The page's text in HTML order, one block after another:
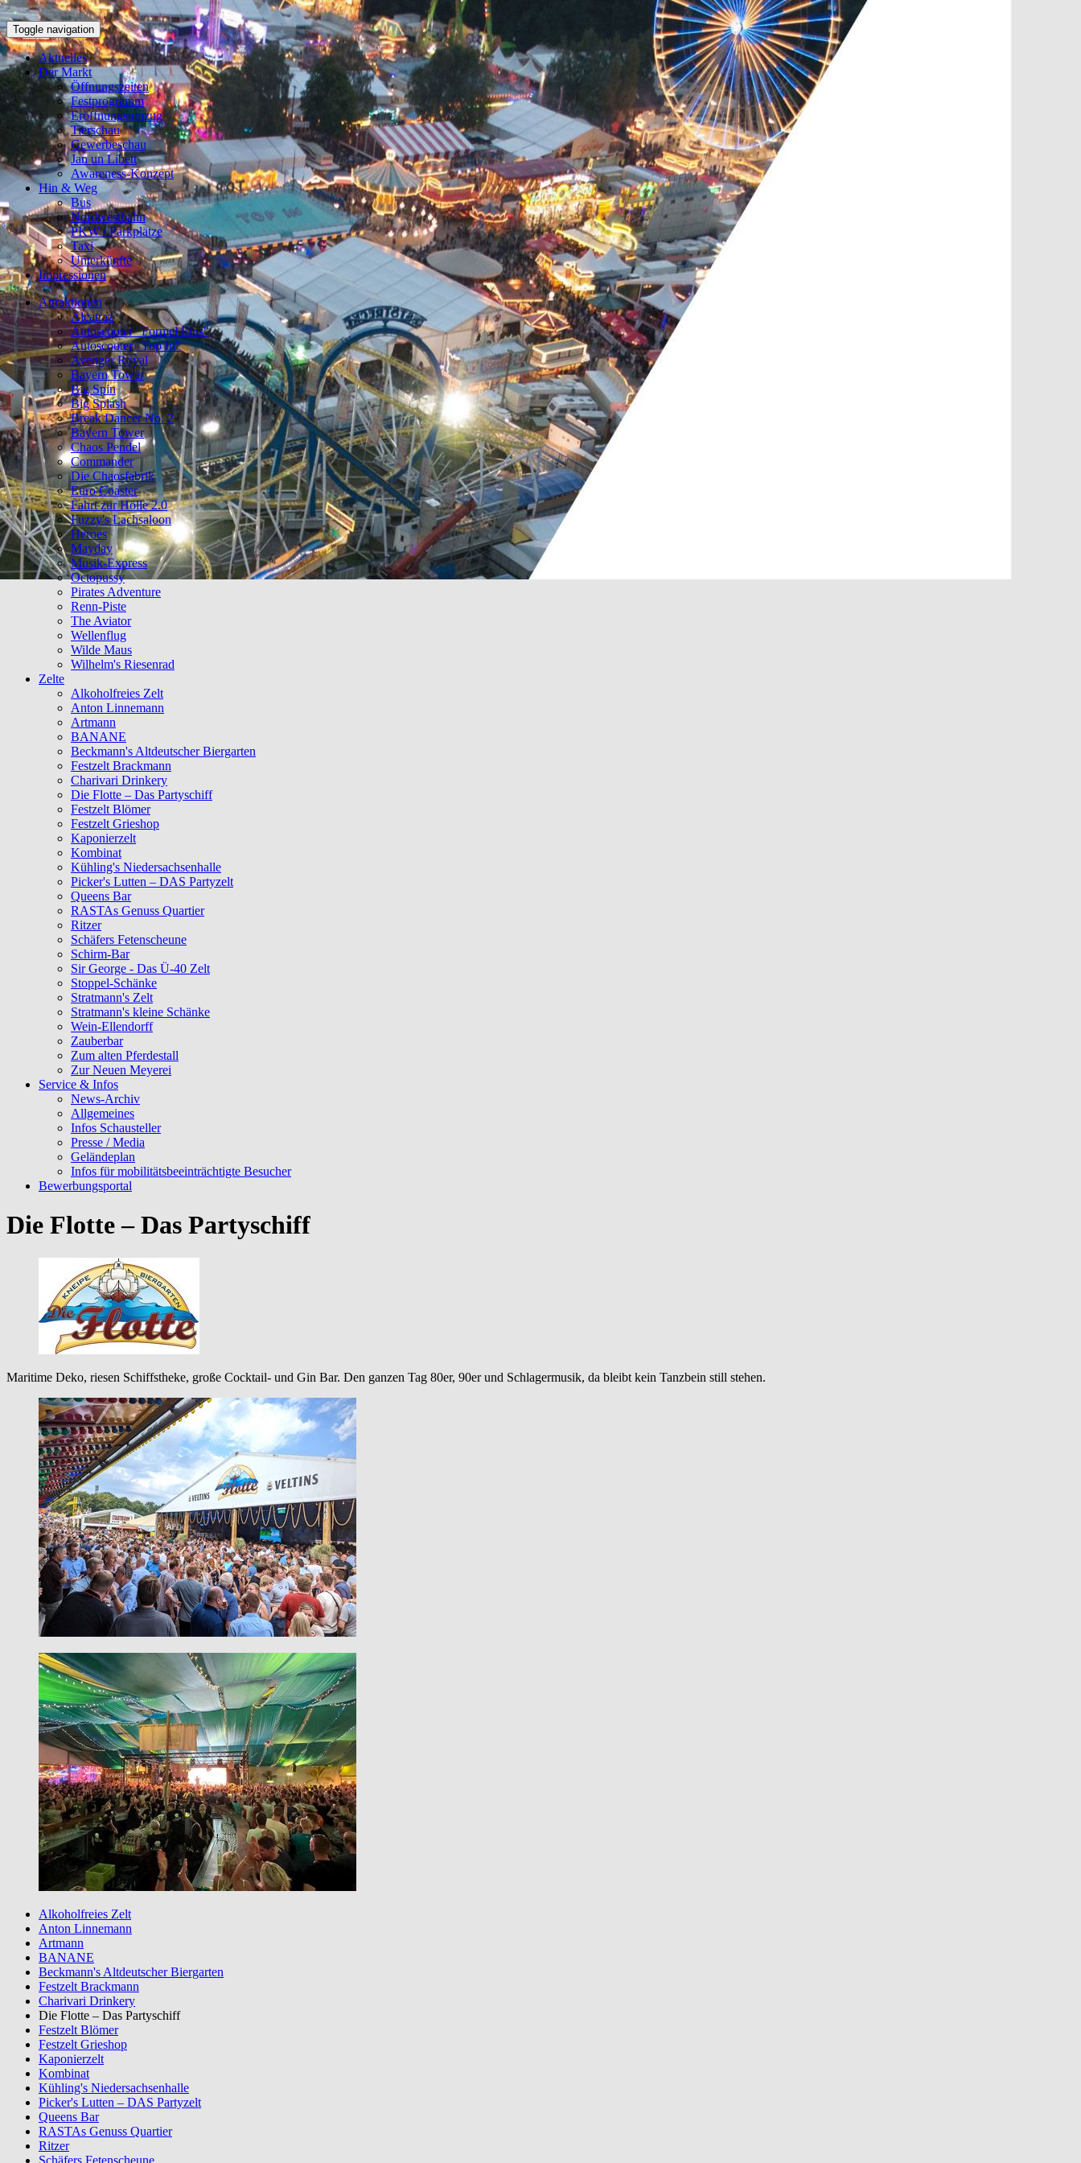
Toggle navigation
Aktuelles
Der Markt
Öffnungszeiten
Festprogramm
Eröffnungsumzug
Tierschau
Gewerbeschau
Jan un Libett
Awareness-Konzept
Hin & Weg
Bus
Nordwestbahn
PKW / Parkplätze
Taxi
Unterkünfte
Impressionen
Attraktionen
Alcatraz
Autoscooter "Formel Eins"
Autoscooter "Top In"
Avenger Royal
Bayern Tower
Big Spin
Big Splash
Break Dancer No. 2
Bayern Tower
Chaos Pendel
Commander
Die Chaosfabrik
Euro Coaster
Fahrt zur Hölle 2.0
Fuzzy's Lachsaloon
Heroes
Mayday
Musik-Express
Octopussy
Pirates Adventure
Renn-Piste
The Aviator
Wellenflug
Wilde Maus
Wilhelm's Riesenrad
Zelte
Alkoholfreies Zelt
Anton Linnemann
Artmann
BANANE
Beckmann's Altdeutscher Biergarten
Festzelt Brackmann
Charivari Drinkery
Die Flotte – Das Partyschiff
Festzelt Blömer
Festzelt Grieshop
Kaponierzelt
Kombinat
Kühling's Niedersachsenhalle
Picker's Lutten – DAS Partyzelt
Queens Bar
RASTAs Genuss Quartier
Ritzer
Schäfers Fetenscheune
Schirm-Bar
Sir George - Das Ü-40 Zelt
Stoppel-Schänke
Stratmann's Zelt
Stratmann's kleine Schänke
Wein-Ellendorff
Zauberbar
Zum alten Pferdestall
Zur Neuen Meyerei
Service & Infos
News-Archiv
Allgemeines
Infos Schausteller
Presse / Media
Geländeplan
Infos für mobilitätsbeeinträchtigte Besucher
Bewerbungsportal
Die Flotte – Das Partyschiff
Maritime Deko, riesen Schiffstheke, große Cocktail- und Gin Bar. Den ganzen Tag 80er, 90er und Schlagermusik, da bleibt kein Tanzbein still stehen.
Alkoholfreies Zelt
Anton Linnemann
Artmann
BANANE
Beckmann's Altdeutscher Biergarten
Festzelt Brackmann
Charivari Drinkery
Die Flotte – Das Partyschiff
Festzelt Blömer
Festzelt Grieshop
Kaponierzelt
Kombinat
Kühling's Niedersachsenhalle
Picker's Lutten – DAS Partyzelt
Queens Bar
RASTAs Genuss Quartier
Ritzer
Schäfers Fetenscheune